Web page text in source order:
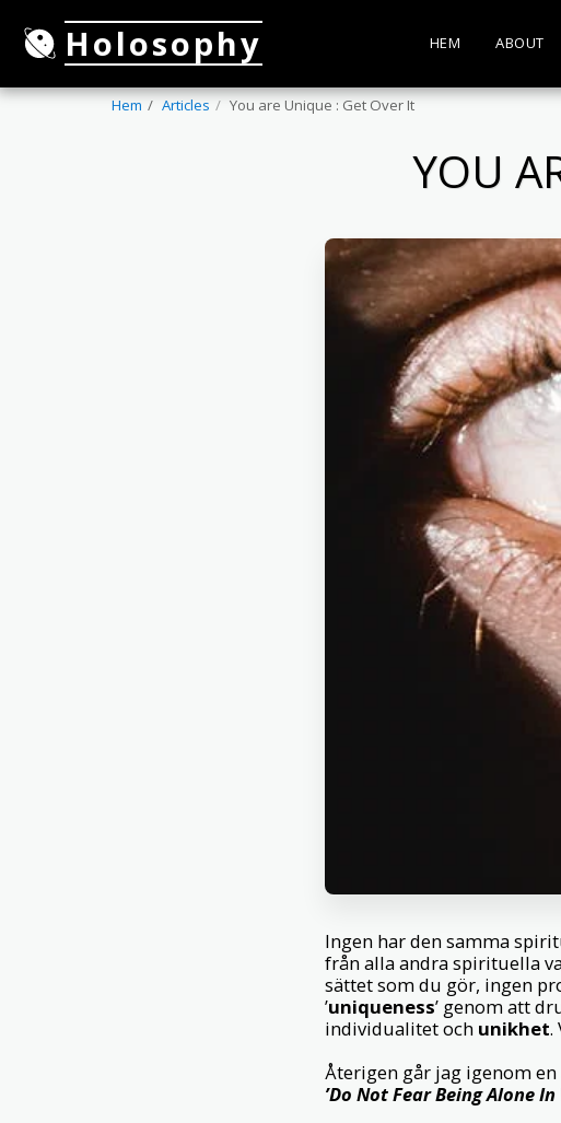
Holosophy HEM ABOUT
Hem Articles You are Unique : Get Over It
YOU
Ingen har den samma
från alla andra spirituella
sättet som du gör, ingen
’uniqueness’ genom att
individualitet och unikhet.
Återigen går jag igenom
’Do Not Fear Being Alone